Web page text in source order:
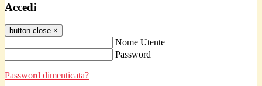
Accedi
button close ×
Nome Utente
Password
Password dimenticata?